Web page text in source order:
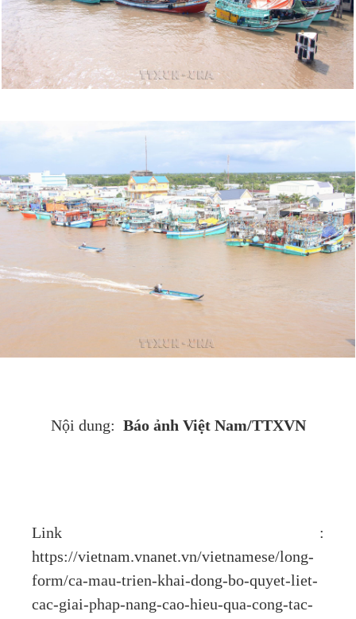
Nội dung: Báo ảnh Việt Nam/TTXVN
Link :
https://vietnam.vnanet.vn/vietnamese/long-
form/ca-mau-trien-khai-dong-bo-quyet-liet-
cac-giai-phap-nang-cao-hieu-qua-cong-tac-